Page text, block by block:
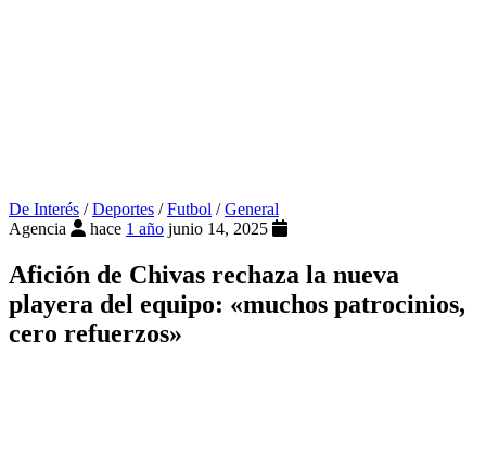
De Interés /Deportes /Futbol /General
Agencia
hace 1 año junio 14, 2025
Afición de Chivas rechaza la nueva
playera del equipo: «muchos patrocinios,
cero refuerzos»